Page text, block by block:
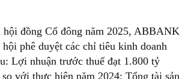
đồng Cổ đông năm 2025, ABBANK
phê duyệt các chỉ tiêu kinh doanh
Lợi nhuận trước thuế đạt 1.800 tỷ
với thực hiện năm 2024; Tổng tài sản